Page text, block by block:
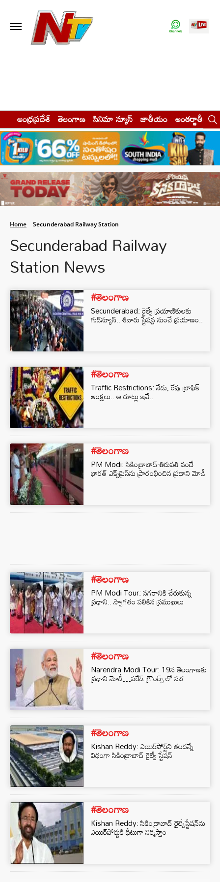
ఆంధ్రప్రదేశ్ తెలంగాణ సినిమా న్యూస్ జాతీయం అంతర్జాతీయం
Home Secunderabad Railway Station
Secunderabad Railway
Station News
#తెలంగాణ
Secunderabad: రైల్వే ప్రయాణికులకు
గుడ్‌న్యూస్.. శివారు స్టేషన్ల నుంచే ప్రయాణం..
#తెలంగాణ
Traffic Restrictions: నేడు, రేపు ట్రాఫిక్‌
ఆంక్షలు.. ఆ రూట్లు ఇవే..
#తెలంగాణ
PM Modi: సికింద్రాబాద్-తిరుపతి వందే
భారత్ ఎక్స్‌ప్రెస్‌ను ప్రారంభించిన ప్రధాని మోడీ
#తెలంగాణ
PM Modi Tour: నగరానికి చేరుకున్న
ప్రధాని.. స్వాగతం పలికిన ప్రముఖులు
#తెలంగాణ
Narendra Modi Tour: 19న తెలంగాణకు
ప్రధాని మోడీ…పరేడ్ గ్రౌండ్స్ లో సభ
#తెలంగాణ
Kishan Reddy: ఎయిర్‌పోర్ట్‌ని తలదన్నే
విధంగా సికింద్రాబాద్ రైల్వే స్టేషన్
#తెలంగాణ
Kishan Reddy: సికింద్రాబాద్ రైల్వేస్టేషన్‌ను
ఎయిర్‌పోర్టుకి ధీటుగా నిర్మిస్తాం